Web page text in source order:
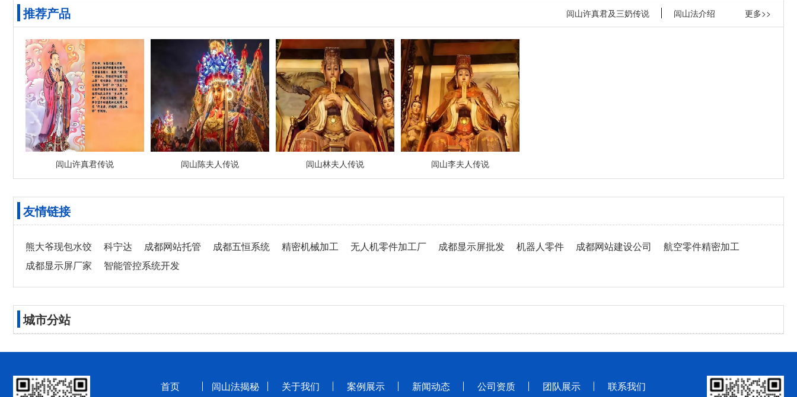
推荐产品 更多>>
闾山许真君及三奶传说 闾山法介绍
闾山许真君传说 闾山陈夫人传说 闾山林夫人传说 闾山李夫人传说
友情链接
熊大爷现包水饺 科宁达 成都网站托管 成都五恒系统 精密机械加工 无人机零件加工厂 成都显示屏批发 机器人零件 成都网站建设公司
航空零件精密加工
成都显示屏厂家
智能管控系统开发
城市分站
首页 闾山法揭秘 关于我们 案例展示 新闻动态 公司资质 团队展示 联系我们